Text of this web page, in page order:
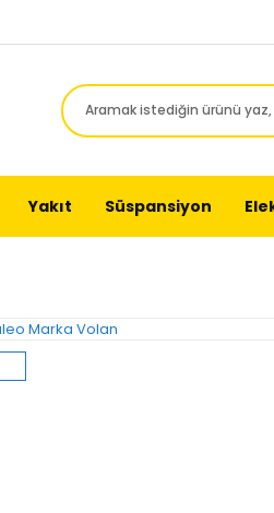
Yakıt Süspansiyon